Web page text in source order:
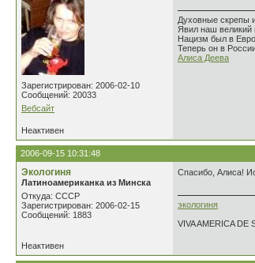
Зарегистрирован: 2006-02-10
Сообщений: 20033
Вебсайт
Духовные скрепы
Явил наш великий
Нацизм был в
Теперь он в
Алиса Деева
Неактивен
2006-09-15 10:31:48
Экологиня
Латиноамериканка из Минска
Откуда: СССР
Зарегистрирован: 2006-02-15
Сообщений: 1883
Спасибо, Алиса!
экологиня
VIVA AMERICA DE
Неактивен